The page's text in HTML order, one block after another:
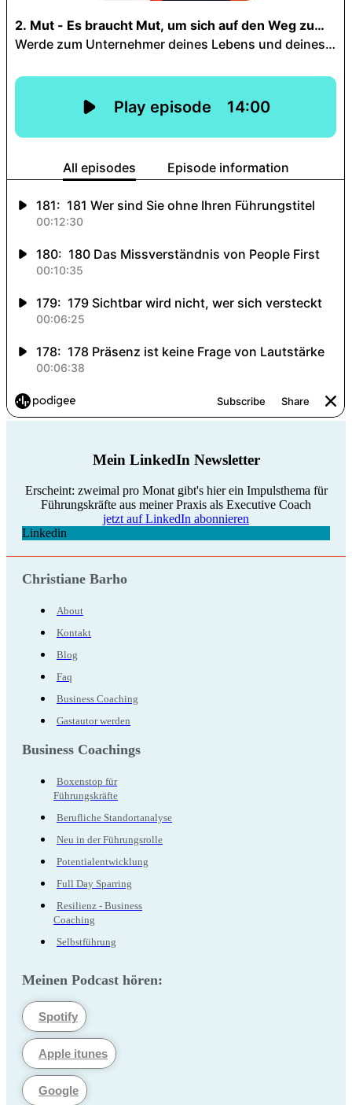
Mein LinkedIn Newsletter
Erscheint: zweimal pro Monat gibt's hier ein Impulsthema für
Führungskräfte aus meiner Praxis als Executive Coach
jetzt auf LinkedIn abonnieren
Linkedin
Christiane Barho
About
Kontakt
Blog
Faq
Business Coaching
Gastautor werden
Business Coachings
Boxenstop für
Führungskräfte
Berufliche Standortanalyse
Neu in der Führungsrolle
Potentialentwicklung
Full Day Sparring
Resilienz - Business
Coaching
Selbstführung
Meinen Podcast hören:
Spotify
Apple itunes
Google